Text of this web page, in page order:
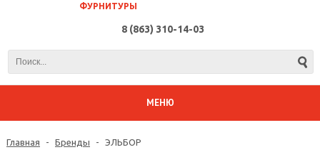
ФУРНИТУРЫ
8 (863) 310-14-03
МЕНЮ
Главная - Бренды - ЭЛЬБОР